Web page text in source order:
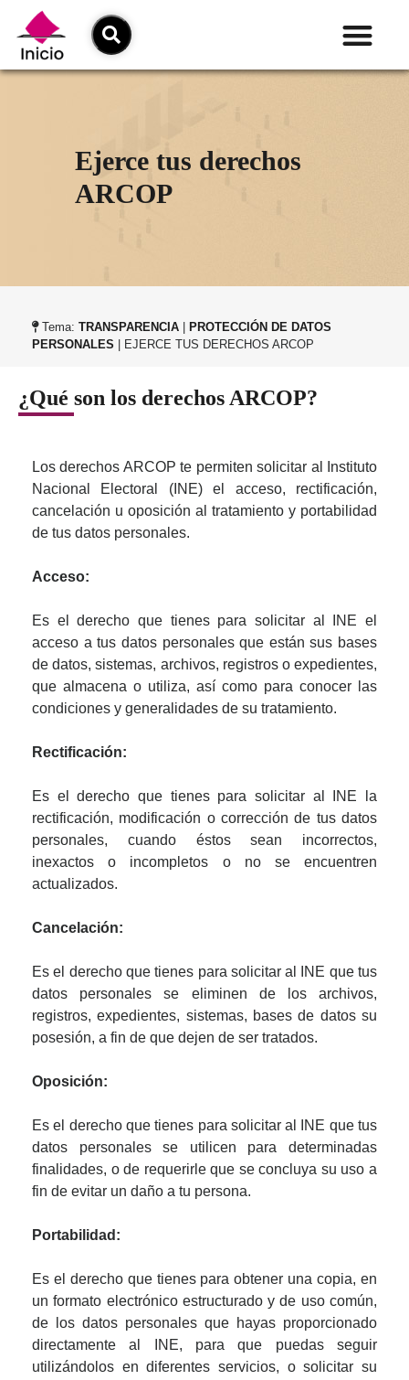
Ejerce tus derechos
ARCOP
Tema: TRANSPARENCIA
PROTECCIÓN DE DATOS
PERSONALES | EJERCE TUS DERECHOS ARCOP
¿Qué son los derechos ARCOP?
Los derechos ARCOP te permiten solicitar al Instituto
Nacional Electoral (INE) el acceso, rectificación,
cancelación u oposición al tratamiento y portabilidad
de tus datos personales.
Acceso:
Es el derecho que tienes para solicitar al INE el
acceso a tus datos personales que están sus bases
de datos, sistemas, archivos, registros o expedientes,
que almacena o utiliza, así como para conocer las
condiciones y generalidades de su tratamiento.
Rectificación:
Es el derecho que tienes para solicitar al INE la
rectificación, modificación o corrección de tus datos
personales, cuando éstos sean incorrectos,
inexactos o incompletos o no se encuentren
actualizados.
Cancelación:
Es el derecho que tienes para solicitar al INE que tus
datos personales se eliminen de los archivos,
registros, expedientes, sistemas, bases de datos su
posesión, a fin de que dejen de ser tratados.
Oposición:
Es el derecho que tienes para solicitar al INE que tus
datos personales se utilicen para determinadas
finalidades, o de requerirle que se concluya su uso a
fin de evitar un daño a tu persona.
Portabilidad:
Es el derecho que tienes para obtener una copia, en
un formato electrónico estructurado y de uso común,
de los datos personales que hayas proporcionado
directamente al INE, para que puedas seguir
utilizándolos en diferentes servicios, o solicitar su